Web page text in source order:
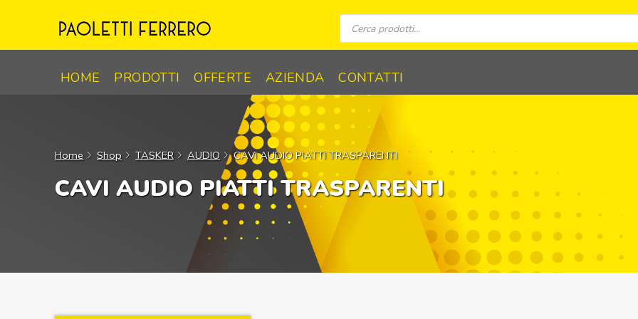
Ricerca
prodotti
HOME PRODOTTI OFFERTE AZIENDA CONTATTI
Home Shop TASKER AUDIO CAVI AUDIO PIATTI TRASPARENTI
CAVI AUDIO PIATTI TRASPARENTI